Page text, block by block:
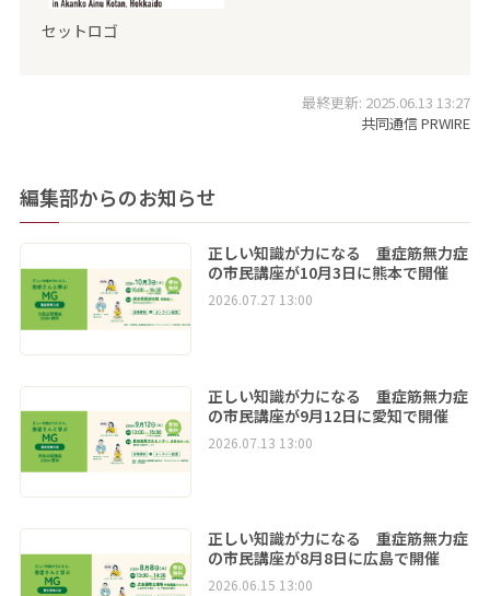
セットロゴ
最終更新: 2025.06.13 13:27
共同通信 PRWIRE
編集部からのお知らせ
正しい知識が力になる 重症筋無力症
の市民講座が10月3日に熊本で開催
2026.07.27 13:00
正しい知識が力になる 重症筋無力症
の市民講座が9月12日に愛知で開催
2026.07.13 13:00
正しい知識が力になる 重症筋無力症
の市民講座が8月8日に広島で開催
2026.06.15 13:00